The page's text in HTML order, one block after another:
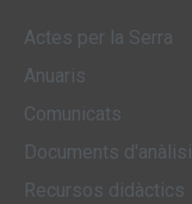
Actes per la Serra
Anuaris
Comunicats
Documents d'anàlisi
Recursos didàctics